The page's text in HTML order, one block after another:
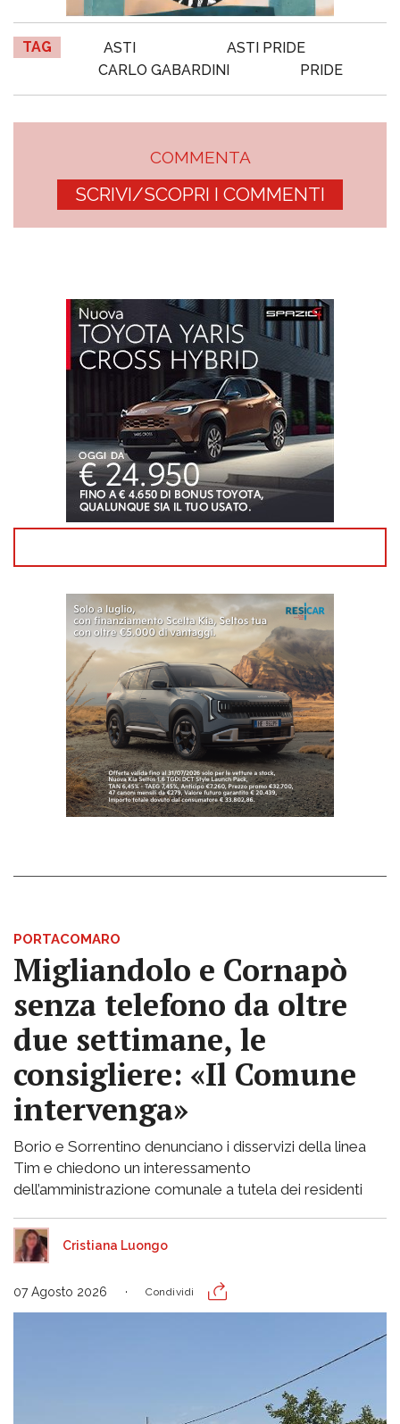
TAG ASTI
ASTI PRIDE
CARLO GABARDINI
PRIDE
COMMENTA
SCRIVI/SCOPRI I COMMENTI
PORTACOMARO
Migliandolo e Cornapò
senza telefono da oltre
due settimane, le
consigliere: «Il Comune
intervenga»
Borio e Sorrentino denunciano i disservizi della linea
Tim e chiedono un interessamento
dell’amministrazione comunale a tutela dei residenti
Cristiana Luongo
07 Agosto 2026 Condividi